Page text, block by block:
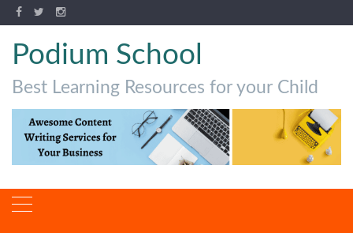
Podium School
Best Learning Resources for your Child